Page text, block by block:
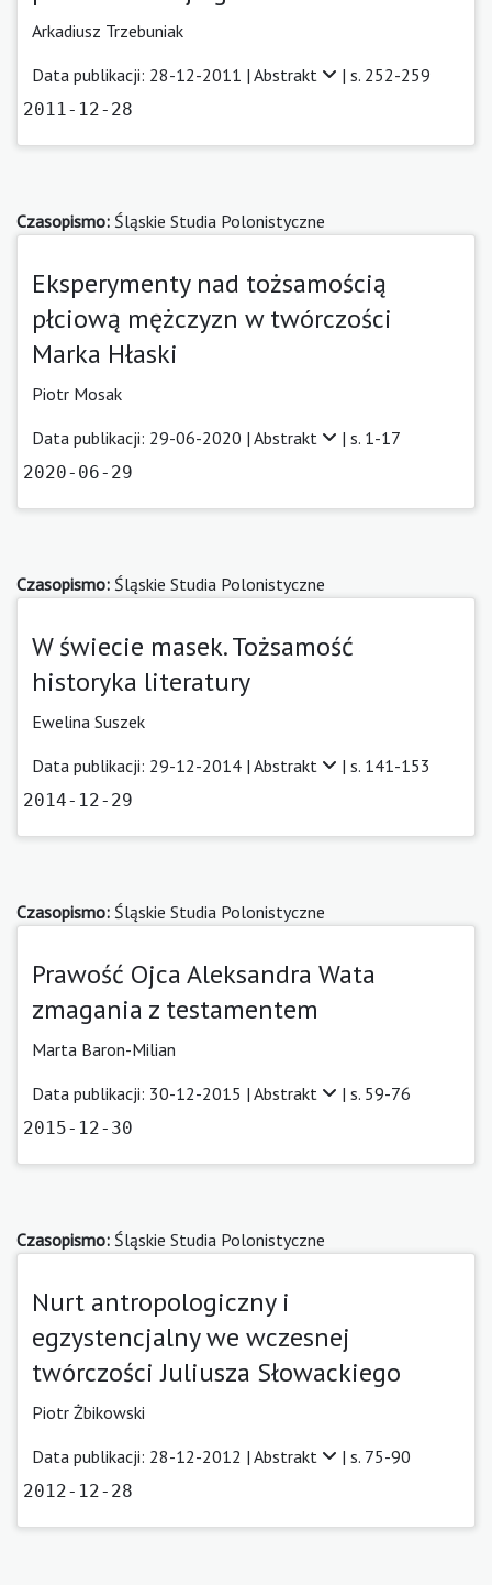
Arkadiusz Trzebuniak
Data publikacji: 28-12-2011 | Abstrakt | s. 252-259
2011-12-28
Czasopismo: Śląskie Studia Polonistyczne
Eksperymenty nad tożsamością
płciową mężczyzn w twórczości
Marka Hłaski
Piotr Mosak
Data publikacji: 29-06-2020 | Abstrakt | s. 1-17
2020-06-29
Czasopismo: Śląskie Studia Polonistyczne
W świecie masek. Tożsamość
historyka literatury
Ewelina Suszek
Data publikacji: 29-12-2014 | Abstrakt | s. 141-153
2014-12-29
Czasopismo: Śląskie Studia Polonistyczne
Prawość Ojca Aleksandra Wata
zmagania z testamentem
Marta Baron-Milian
Data publikacji: 30-12-2015 | Abstrakt | s. 59-76
2015-12-30
Czasopismo: Śląskie Studia Polonistyczne
Nurt antropologiczny i
egzystencjalny we wczesnej
twórczości Juliusza Słowackiego
Piotr Żbikowski
Data publikacji: 28-12-2012 | Abstrakt | s. 75-90
2012-12-28